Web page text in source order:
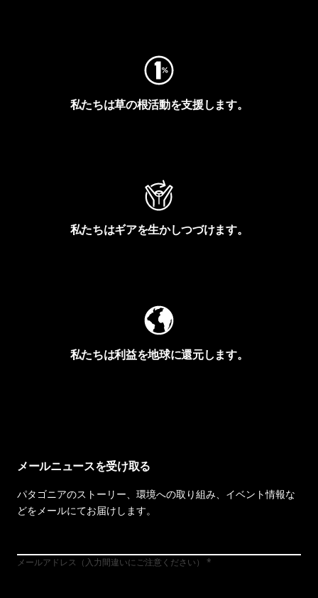
私たちは草の根活動を支援します。
私たちはギアを生かしつづけます。
私たちは利益を地球に還元します。
メールニュースを受け取る
パタゴニアのストーリー、環境への取り組み、イベント情報な
どをメールにてお届けします。
メールアドレス（入力間違いにご注意ください）